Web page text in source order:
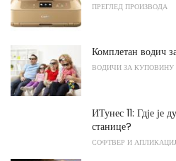
ПРЕГЛЕД ПРОИЗВОДА
Комплетан водич
ВОДИЧИ ЗА КУПОВИНУ
ИТунес 11: Гдје је
станице?
СОФТВЕР И